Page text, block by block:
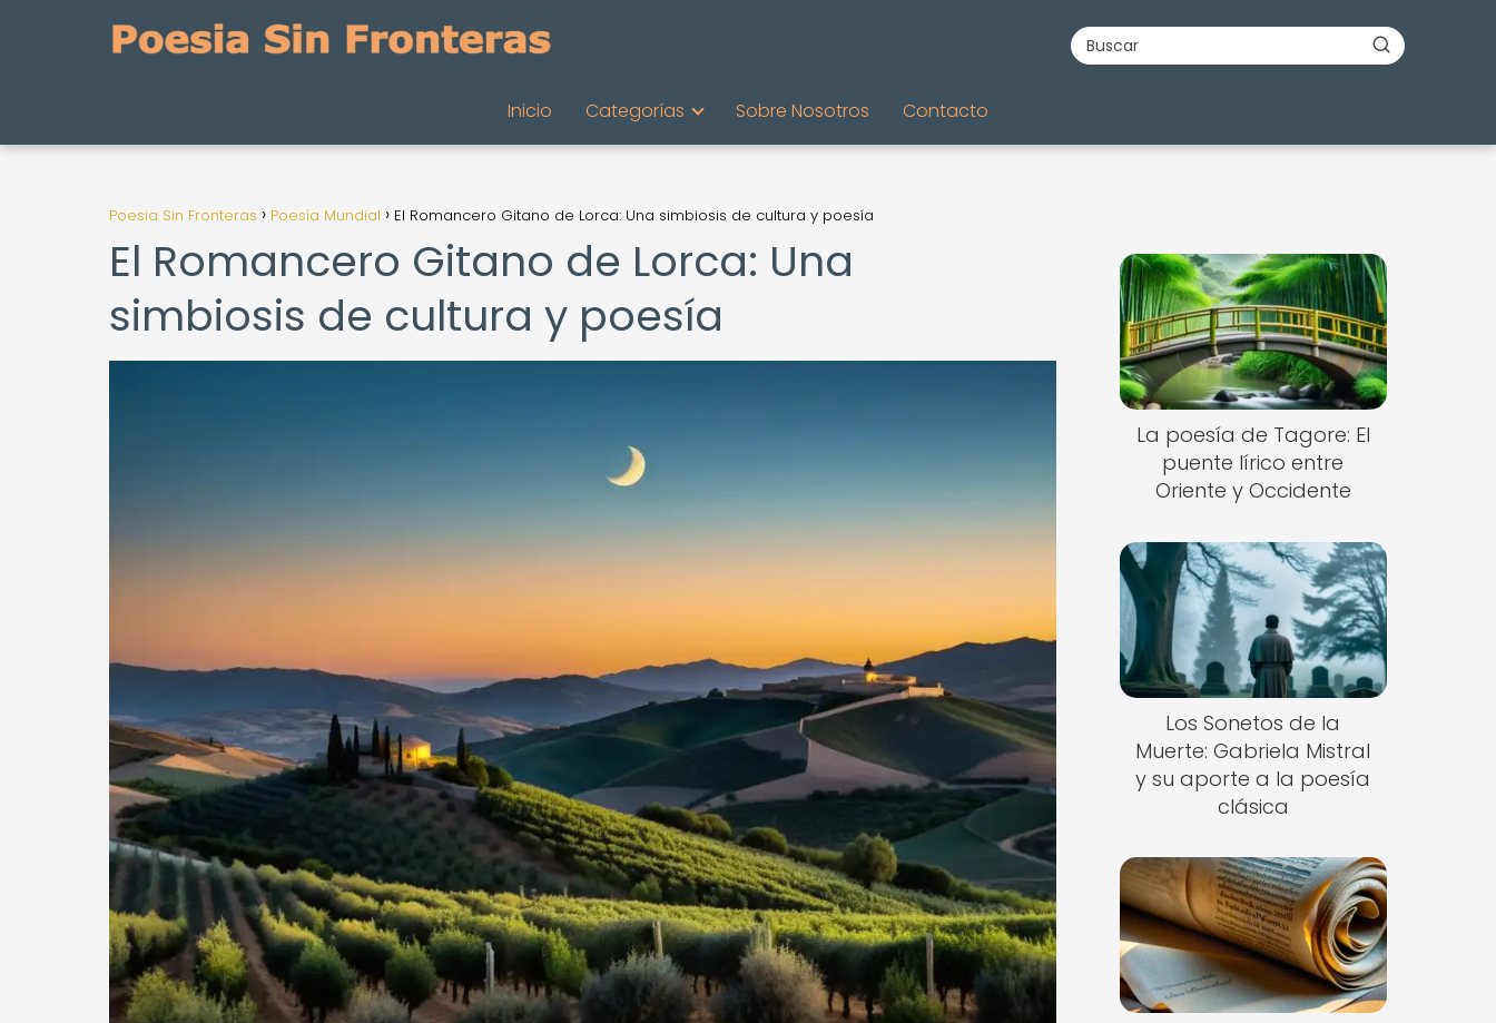
Inicio Categorías Sobre Nosotros Contacto
Poesia Sin Fronteras Poesía Mundial El Romancero Gitano de Lorca: Una simbiosis de cultura y poesía
El Romancero Gitano de Lorca: Una
simbiosis de cultura y poesía
La poesía de Tagore: El
puente lírico entre
Oriente y Occidente
Los Sonetos de la
Muerte: Gabriela Mistral
y su aporte a la poesía
clásica